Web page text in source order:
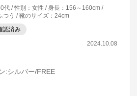
代 性別 ： 女性 身長 ： 156～160cm
つう 靴のサイズ ： 24cm
認済み
2024.10.08
:シルバー/FREE